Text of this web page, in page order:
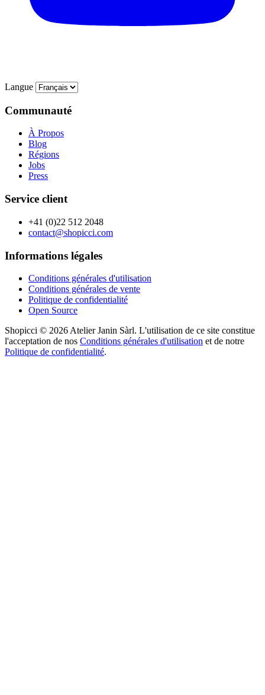
Langue
Communauté
À Propos
Blog
Régions
Jobs
Press
Service client
+41 (0)22 512 2048
contact@shopicci.com
Informations légales
Conditions générales d'utilisation
Conditions générales de vente
Politique de confidentialité
Open Source
Shopicci © 2026 Atelier Janin Sàrl. L'utilisation de ce site constitue
l'acceptation de nos Conditions générales d'utilisation et de notre
Politique de confidentialité.